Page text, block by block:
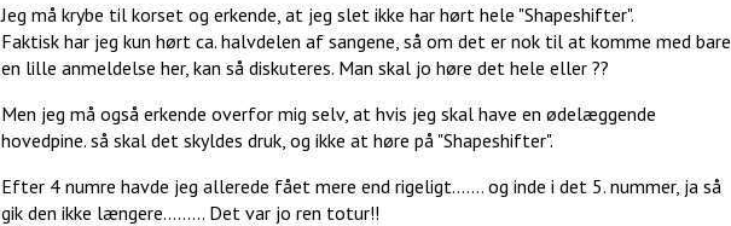
Jeg må krybe til korset og erkende, at jeg slet ikke har hørt hele "Shapeshifter".
Faktisk har jeg kun hørt ca. halvdelen af sangene, så om det er nok til at komme med bare
en lille anmeldelse her, kan så diskuteres. Man skal jo høre det hele eller ??
Men jeg må også erkende overfor mig selv, at hvis jeg skal have en ødelæggende
hovedpine. så skal det skyldes druk, og ikke at høre på "Shapeshifter".
Efter 4 numre havde jeg allerede fået mere end rigeligt....... og inde i det 5. nummer, ja så
gik den ikke længere......... Det var jo ren totur!!